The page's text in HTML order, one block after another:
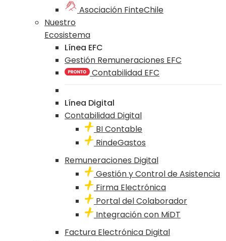
Asociación FinteChile
Nuestro
Ecosistema
Línea EFC
Gestión Remuneraciones EFC
Contabilidad EFC
Línea Digital
Contabilidad Digital
BI Contable
RindeGastos
Remuneraciones Digital
Gestión y Control de Asistencia
Firma Electrónica
Portal del Colaborador
Integración con MiDT
Factura Electrónica Digital